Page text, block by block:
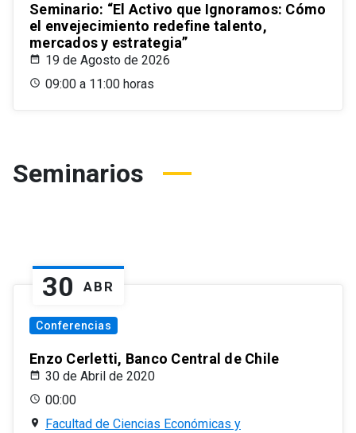
Seminario: “El Activo que Ignoramos: Cómo
el envejecimiento redefine talento,
mercados y estrategia”
19 de Agosto de 2026
09:00 a 11:00 horas
Seminarios
30 ABR
Conferencias
Enzo Cerletti, Banco Central de Chile
30 de Abril de 2020
00:00
Facultad de Ciencias Económicas y